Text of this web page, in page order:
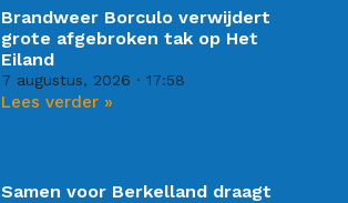
Brandweer Borculo verwijdert
grote afgebroken tak op Het
Eiland
7 augustus, 2026 17:58
Lees verder »
Samen voor Berkelland draagt